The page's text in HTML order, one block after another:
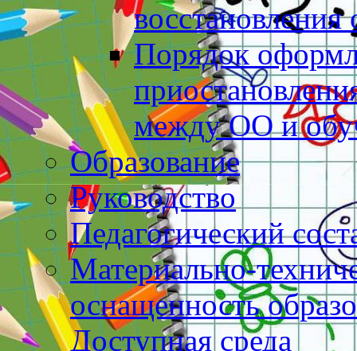
Порядок
между ОО и
Образование
Руководство
Педагогический
Материально-
оснащенность
Доступная среда